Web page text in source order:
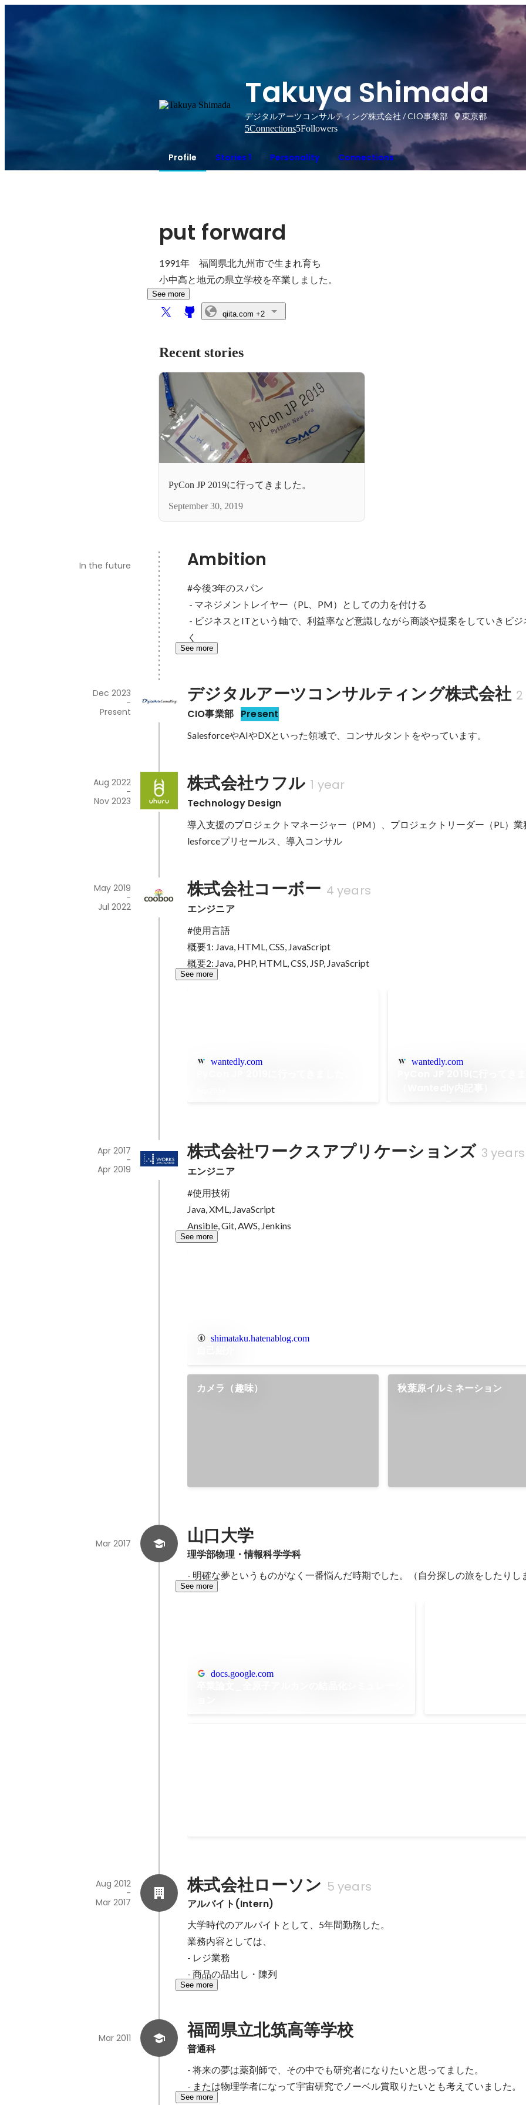
Takuya Shimada
デジタルアーツコンサルティング株式会社 / CIO事業部
東京都
5Connections5Followers
Profile Stories 1 Personality Connections
put forward
1991年　福岡県北九州市で生まれ育ち
小中高と地元の県立学校を卒業しました。
See more
qiita.com +2
Recent stories
PyCon JP 2019に行ってきました。
September 30, 2019
Ambition
In the future
#今後3年のスパン
く
See more
デジタルアーツコンサルティング株式会社
CIO事業部 Present
Dec 2023
-
Present
SalesforceやAIやDXといった領域で、コンサルタントをやっています。
株式会社ウフル 1 year
Technology Design
Aug 2022
-
Nov 2023
導入支援のプロジェクトマネージャー（PM）、プロジェクトリーダー（PL）業
lesforceプリセールス、導入コンサル
株式会社コーボー 4 years
エンジニア
May 2019
-
Jul 2022
#使用言語
概要1: Java, HTML, CSS, JavaScript
概要2: Java, PHP, HTML, CSS, JSP, JavaScript
See more
wantedly.com wantedly.com
株式会社ワークスアプリケーションズ 3 years
エンジニア
Apr 2017
-
Apr 2019
#使用技術
Java, XML, JavaScript
Ansible, Git, AWS, Jenkins
See more
shimataku.hatenablog.com
カメラ（趣味） 秋葉原イルミネーション
山口大学
理学部物理・情報科学学科
Mar 2017
- 明確な夢というものがなく一番悩んだ時期でした。（自分探しの旅をしたりし
See more
docs.google.com
株式会社ローソン 5 years
アルバイト(Intern)
Aug 2012
-
Mar 2017
大学時代のアルバイトとして、5年間勤務した。
業務内容としては、
- レジ業務
- 商品の品出し・陳列
See more
福岡県立北筑高等学校
普通科
Mar 2011
- 将来の夢は薬剤師で、その中でも研究者になりたいと思ってました。
- または物理学者になって宇宙研究でノーベル賞取りたいとも考えていました。
See more